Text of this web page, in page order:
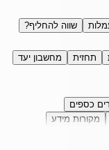
שווה להחליף?
תחזית
מחשבון יעד
כספים
מקורות מידע